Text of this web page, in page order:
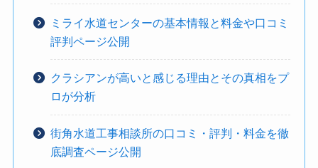
ミライ水道センターの基本情報と料金や口コミ
評判ページ公開
クラシアンが高いと感じる理由とその真相をプ
ロが分析
街角水道工事相談所の口コミ・評判・料金を徹
底調査ページ公開